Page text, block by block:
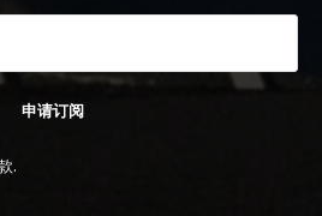
申请订阅
.